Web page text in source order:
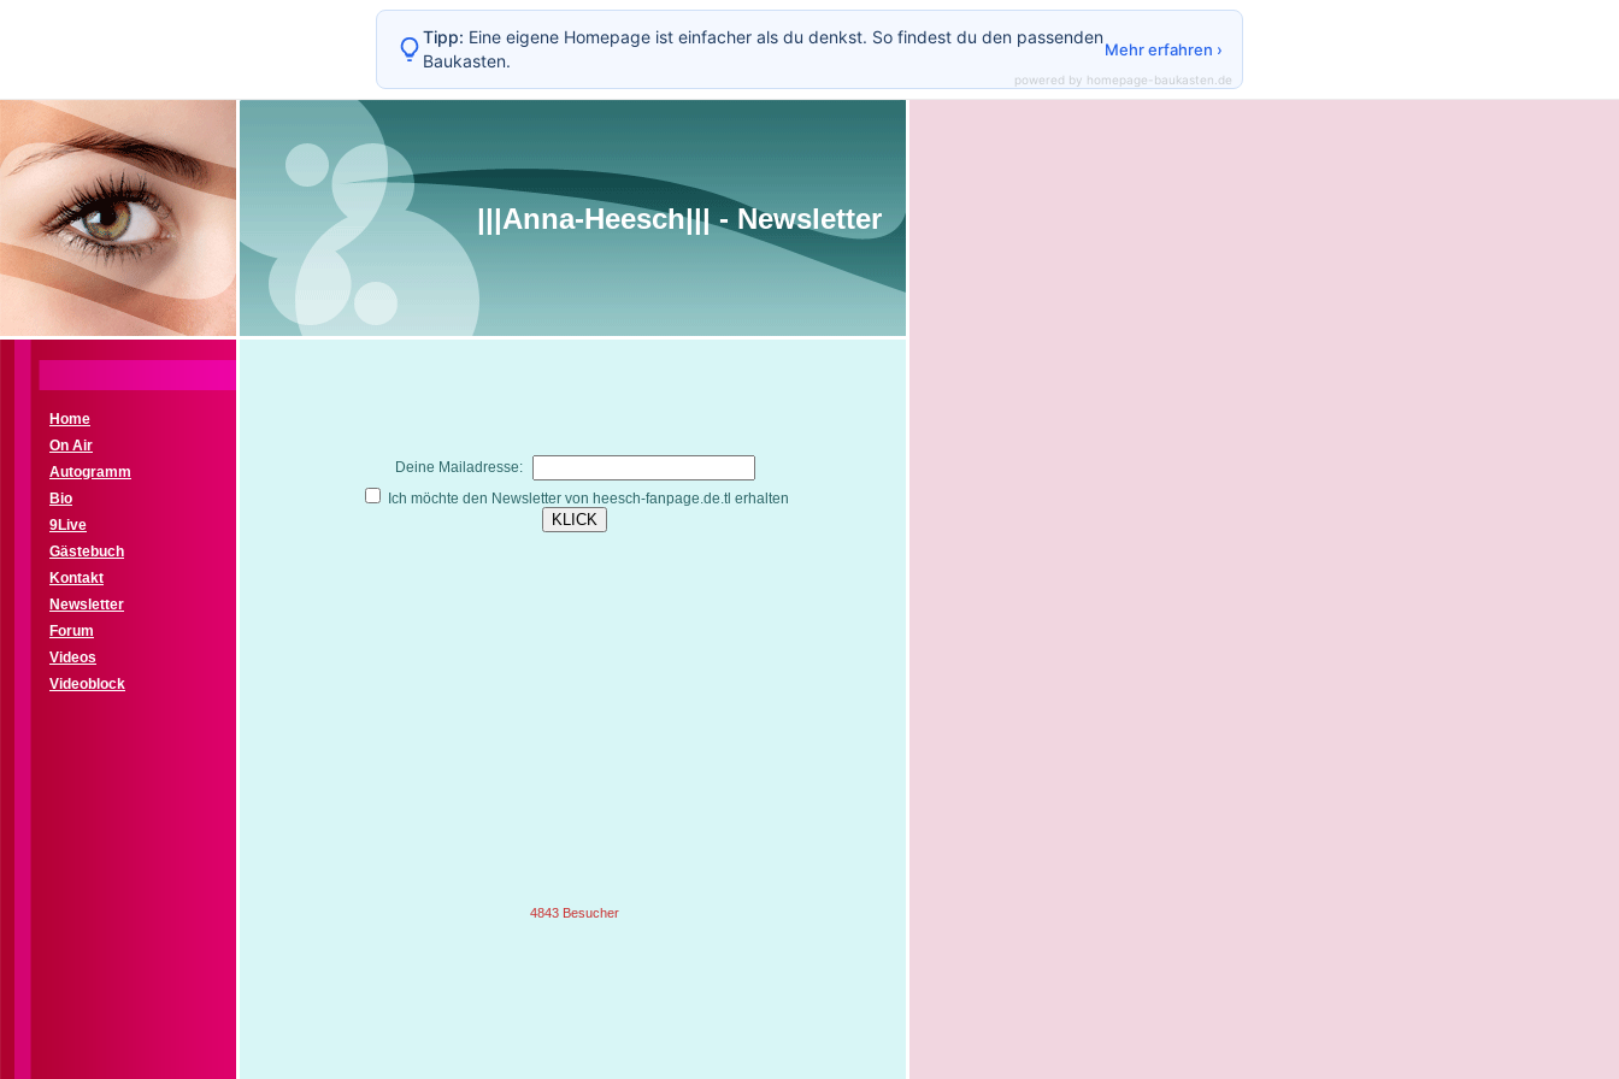
|||Anna-Heesch||| - Newsletter
Home
On Air
Autogramm
Bio
9Live
Gästebuch
Kontakt
Newsletter
Forum
Videos
Videoblock
Deine Mailadresse:
Ich möchte den Newsletter von heesch-fanpage.de.tl erhalten
4843 Besucher
Tipp: Eine eigene Homepage ist einfacher als du denkst. So findest du den passenden
Baukasten.
Mehr erfahren ›
powered by homepage-baukasten.de